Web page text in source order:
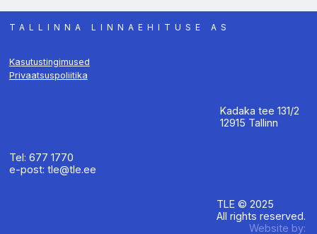
TALLINNA LINNAEHITUSE AS
Kasutustingimused
Privaatsuspoliitika
Kadaka tee 131/2
12915 Tallinn
Tel: 677 1770
e-post: tle@tle.ee
TLE © 2025
All rights reserved.
Website by: